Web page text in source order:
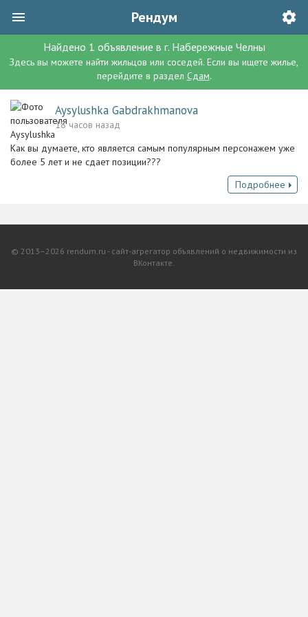
Рендум
Найдено 1 объявление в г. Набережные Челны
Здесь вы можете найти жильцов или соседей. Если вы ищете жилье,
перейдите в раздел Сдам.
Aysylushka Gabdrakhmanova
18 часов назад
Как вы думаете, кто является самым популярным персонажем уже
более 5 лет и не сдает позиции???
Подробнее
© 2013–2026 rendum.ru - сайт-агрегатор объявлений о недвижимости из
ВКонтакте.